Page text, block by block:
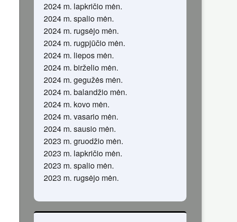
2024 m. lapkričio mėn.
2024 m. spalio mėn.
2024 m. rugsėjo mėn.
2024 m. rugpjūčio mėn.
2024 m. liepos mėn.
2024 m. birželio mėn.
2024 m. gegužės mėn.
2024 m. balandžio mėn.
2024 m. kovo mėn.
2024 m. vasario mėn.
2024 m. sausio mėn.
2023 m. gruodžio mėn.
2023 m. lapkričio mėn.
2023 m. spalio mėn.
2023 m. rugsėjo mėn.